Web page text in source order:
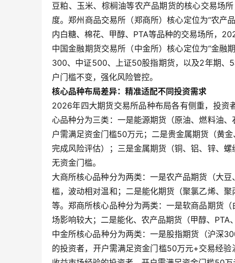
豆粕、玉米、棕榈油等农产品期货的核心交易场
度。郑州商品交易所（郑商所）核心定位为“农产
内白糖、棉花、甲醇、PTA等品种的交易场所，
中国金融期货交易所（中金所）核心定位为“金融
300、中证500、上证50股指期货，以及2年期、
户门槛不变，强化风险管控。
核心品种布局差异：精准适配不同投资需求
2026年四大期货交易所品种布局各有侧重，投资
心品种分为三类：一是能源期货（原油、燃料油
户需满足资金门槛50万元；二是贵金属期货（黄
完成风险评估）；三是金属期货（铜、铝、锌、
无资金门槛。
大商所核心品种分为两类：一是农产品期货（大
槛，波动相对温和；二是能化期货（聚氯乙烯、
等。郑商所核心品种分为两类：一是软商品期货
场影响较大；二是能化、农产品期货（甲醇、PTA
中金所核心品种分为两类：一是股指期货（沪深
的投资者，开户需满足资金门槛50万元+交易经